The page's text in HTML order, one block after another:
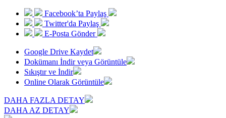
Facebook’ta Paylaş
Twitter'da Paylaş
E-Posta Gönder
Google Drive Kaydet
Dokümanı İndir veya Görüntüle
Sıkıştır ve İndir
Online Olarak Görüntüle
DAHA FAZLA DETAY
DAHA AZ DETAY